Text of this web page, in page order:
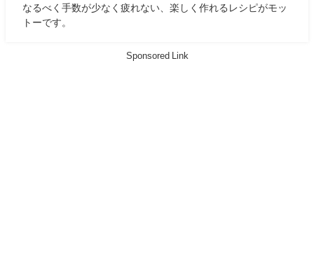
なるべく手数が少なく疲れない、楽しく作れるレシピがモッ
トーです。
Sponsored Link